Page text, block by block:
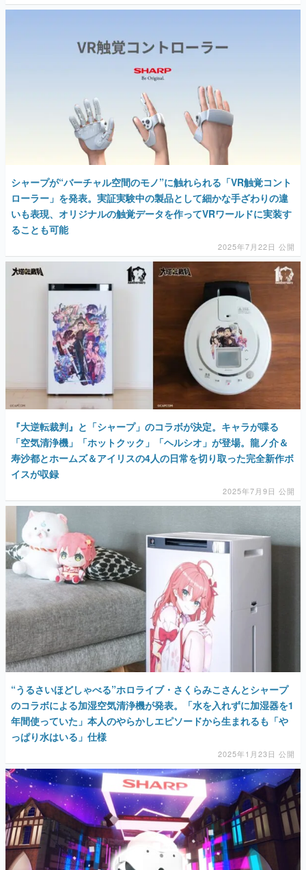
シャープが“バーチャル空間のモノ”に触れられる「VR触覚コント
ローラー」を発表。実証実験中の製品として細かな手ざわりの違
いも表現、オリジナルの触覚データを作ってVRワールドに実装す
ることも可能
2025年7月22日 公開
『大逆転裁判』と「シャープ」のコラボが決定。キャラが喋る
「空気清浄機」「ホットクック」「ヘルシオ」が登場。龍ノ介＆
寿沙都とホームズ＆アイリスの4人の日常を切り取った完全新作ボ
イスが収録
2025年7月9日 公開
“うるさいほどしゃべる”ホロライブ・さくらみこさんとシャープ
のコラボによる加湿空気清浄機が発表。「水を入れずに加湿器を1
年間使っていた」本人のやらかしエピソードから生まれるも「や
っぱり水はいる」仕様
2025年1月23日 公開